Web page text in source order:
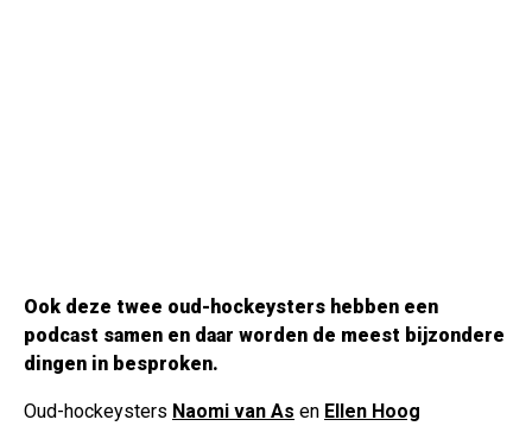
Ook deze twee oud-hockeysters hebben een
podcast samen en daar worden de meest bijzondere
dingen in besproken.
Oud-hockeysters Naomi van As en Ellen Hoog